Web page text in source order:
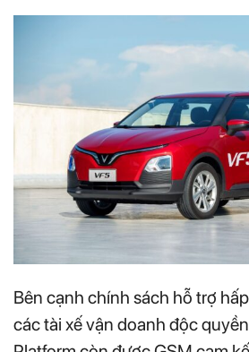
Bên cạnh chính sách hỗ trợ
các tài xế vận doanh độc